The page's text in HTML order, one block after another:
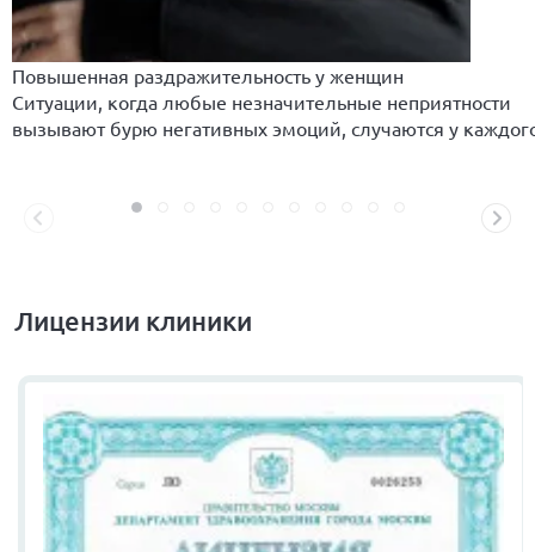
Повышенная раздражительность у женщин
Ситуации, когда любые незначительные неприятности
вызывают бурю негативных эмоций, случаются у
Лицензии клиники